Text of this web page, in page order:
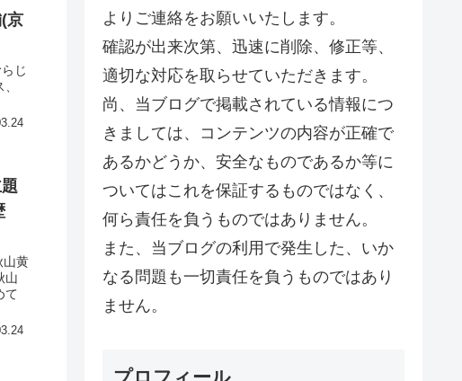
京
じ
山黄
山
て
よりご連絡をお願いいたします。
確認が出来次第、迅速に削除、修正等、
適切な対応を取らせていただきます。
尚、当ブログで掲載されている情報につ
きましては、コンテンツの内容が正確で
あるかどうか、安全なものであるか等に
ついてはこれを保証するものではなく、
何ら責任を負うものではありません。
また、当ブログの利用で発生した、いか
なる問題も一切責任を負うものではあり
ません。
プロフィール